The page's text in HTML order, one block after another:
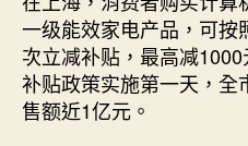
一级能效家电产品，可
次立减补贴，最高减
补贴政策实施第一天，全
售额近1亿元。